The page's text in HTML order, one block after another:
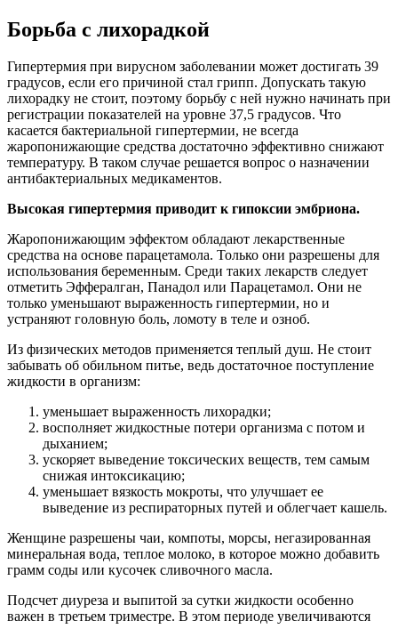
Борьба с лихорадкой
Гипертермия при вирусном заболевании может достигать 39
градусов, если его причиной стал грипп. Допускать такую
лихорадку не стоит, поэтому борьбу с ней нужно начинать при
регистрации показателей на уровне 37,5 градусов. Что
касается бактериальной гипертермии, не всегда
жаропонижающие средства достаточно эффективно снижают
температуру. В таком случае решается вопрос о назначении
антибактериальных медикаментов.
Высокая гипертермия приводит к гипоксии эмбриона.
Жаропонижающим эффектом обладают лекарственные
средства на основе парацетамола. Только они разрешены для
использования беременным. Среди таких лекарств следует
отметить Эффералган, Панадол или Парацетамол. Они не
только уменьшают выраженность гипертермии, но и
устраняют головную боль, ломоту в теле и озноб.
Из физических методов применяется теплый душ. Не стоит
забывать об обильном питье, ведь достаточное поступление
жидкости в организм:
уменьшает выраженность лихорадки;
восполняет жидкостные потери организма с потом и
дыханием;
ускоряет выведение токсических веществ, тем самым
снижая интоксикацию;
уменьшает вязкость мокроты, что улучшает ее
выведение из респираторных путей и облегчает кашель.
Женщине разрешены чаи, компоты, морсы, негазированная
минеральная вода, теплое молоко, в которое можно добавить
грамм соды или кусочек сливочного масла.
Подсчет диуреза и выпитой за сутки жидкости особенно
важен в третьем триместре. В этом периоде увеличиваются